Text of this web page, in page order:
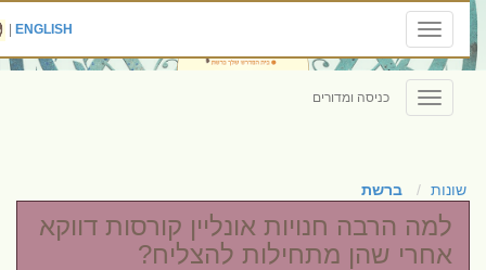
Toggle
navigation
ENGLISH
|
Toggle
navigation
כניסה ומדורים
שונות ברשת
למה הרבה חנויות אונליין קורסות דווקא
אחרי שהן מתחילות להצליח?